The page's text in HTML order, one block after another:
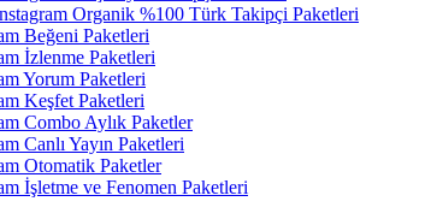
Organik %100 Türk Takipçi Paketleri
Beğeni Paketleri
İzlenme Paketleri
Yorum Paketleri
Keşfet Paketleri
Combo Aylık Paketler
Canlı Yayın Paketleri
Otomatik Paketler
İşletme ve Fenomen Paketleri